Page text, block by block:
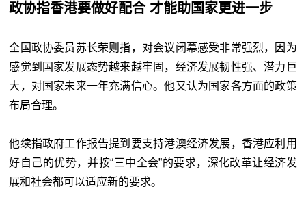
政协指香港要做好配合 才能助国家更进一步
全国政协委员苏长荣则指，对会议闭幕感受非常强烈，因为
感觉到国家发展态势越来越牢固，经济发展韧性强、潜力巨
大，对国家未来一年充满信心。他又认为国家各方面的政策
布局合理。
他续指政府工作报告提到要支持港澳经济发展，香港应利用
好自己的优势，并按“三中全会”的要求，深化改革让经济发
展和社会都可以适应新的要求。